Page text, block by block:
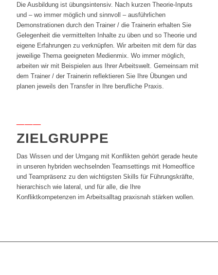
Die Ausbildung ist übungsintensiv. Nach kurzen Theorie-Inputs
und – wo immer möglich und sinnvoll – ausführlichen
Demonstrationen durch den Trainer / die Trainerin erhalten Sie
Gelegenheit die vermittelten Inhalte zu üben und so Theorie und
eigene Erfahrungen zu verknüpfen. Wir arbeiten mit dem für das
jeweilige Thema geeigneten Medienmix. Wo immer möglich,
arbeiten wir mit Beispielen aus Ihrer Arbeitswelt. Gemeinsam mit
dem Trainer / der Trainerin reflektieren Sie Ihre Übungen und
planen jeweils den Transfer in Ihre berufliche Praxis.
ZIELGRUPPE
Das Wissen und der Umgang mit Konflikten gehört gerade heute
in unseren hybriden wechselnden Teamsettings mit Homeoffice
und Teampräsenz zu den wichtigsten Skills für Führungskräfte,
hierarchisch wie lateral, und für alle, die Ihre
Konfliktkompetenzen im Arbeitsalltag praxisnah stärken wollen.